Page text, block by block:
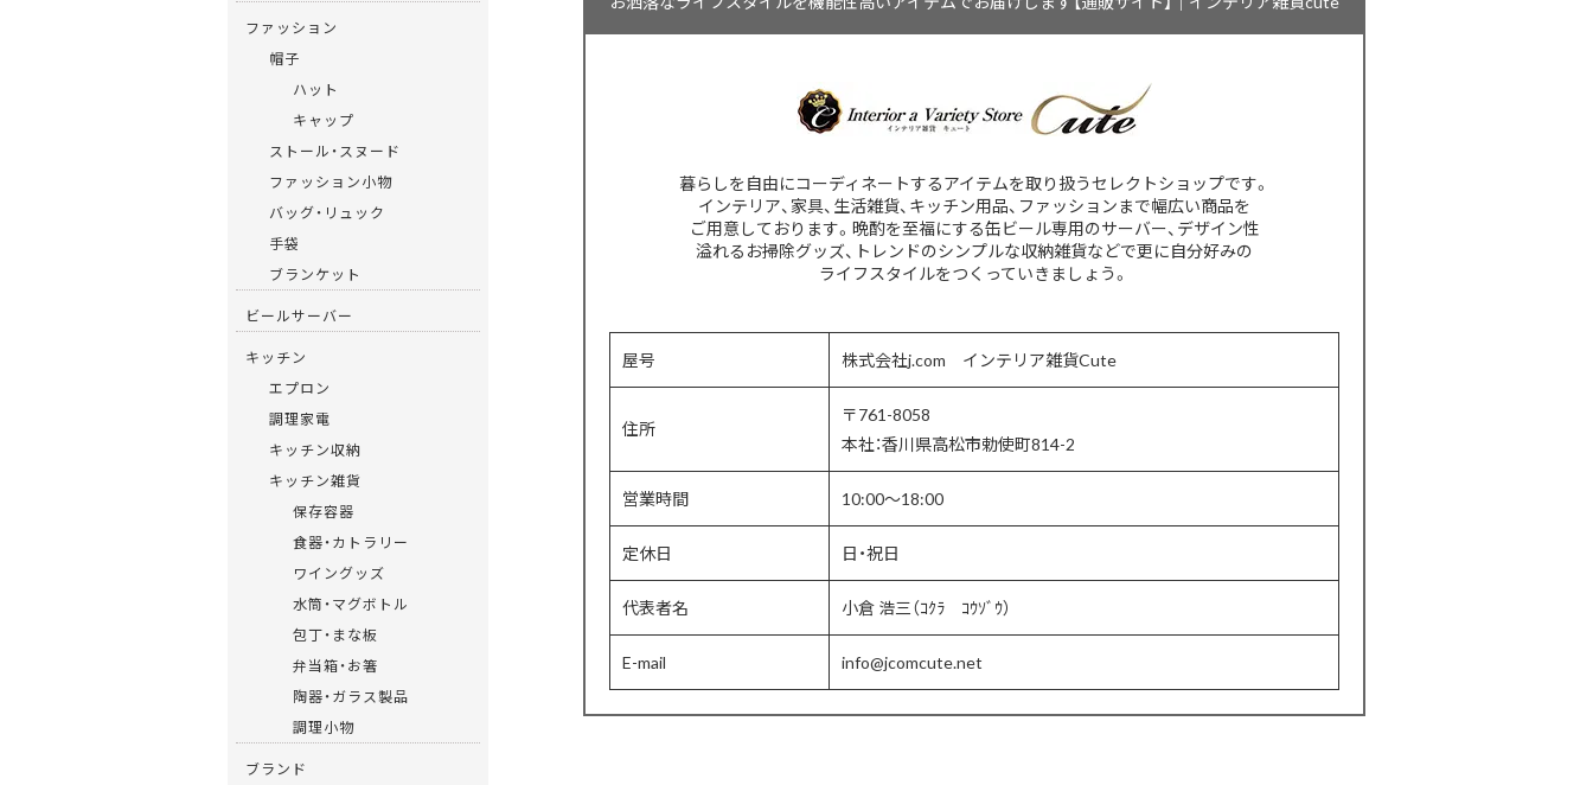
暮らしを自由にコーディネートするアイテムを取り扱うセレクトショップです。
インテリア、家具、生活雑貨、キッチン用品、ファッションまで幅広い商品を
ご用意しております。晩酌を至福にする缶ビール専用のサーバー、デザイン性
溢れるお掃除グッズ、トレンドのシンプルな収納雑貨などで更に自分好みの
ライフスタイルをつくっていきましょう。
屋号 株式会社j.com インテリア雑貨Cute
住所
〒761-8058
本社：香川県高松市勅使町814-2
営業時間 10:00〜18:00
定休日 日・祝日
代表者名 小倉 浩三（ｺｸﾗ ｺｳｿﾞｳ）
E-mail info@jcomcute.net
ファッション
帽子
ハット
キャップ
ストール・スヌード
ファッション小物
バッグ・リュック
手袋
ブランケット
ビールサーバー
キッチン
エプロン
調理家電
キッチン収納
キッチン雑貨
保存容器
食器・カトラリー
ワイングッズ
水筒・マグボトル
包丁・まな板
弁当箱・お箸
陶器・ガラス製品
調理小物
ブランド